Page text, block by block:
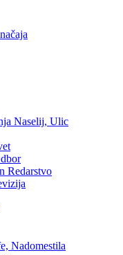
Naselij, Ulic
Redarstvo
Nadomestila